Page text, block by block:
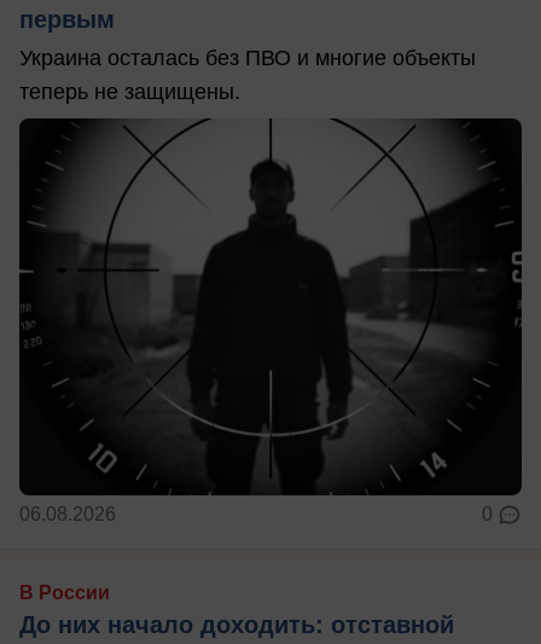
первым
Украина осталась без ПВО и многие объекты
теперь не защищены.
06.08.2026 0
В России
До них начало доходить: отставной